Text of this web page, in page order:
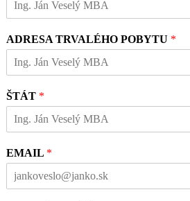
ADRESA TRVALÉHO POBYTU *
ŠTÁT *
EMAIL *